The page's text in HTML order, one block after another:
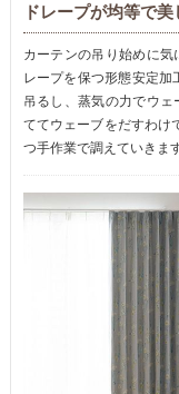
ドレープが均等で
カーテンの吊り始めに
レープを保つ形態安定加
吊るし、蒸気の力でウ
ててウェーブをだすわけ
つ手作業で調えていきます